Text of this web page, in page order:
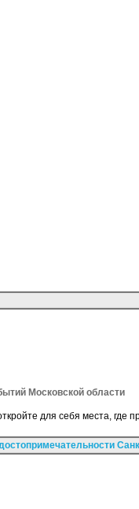
Московской области
для себя места,